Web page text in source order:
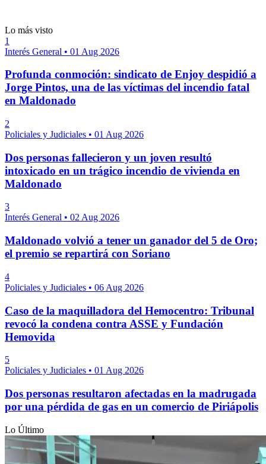
Lo más visto
1
Interés General • 01 Aug 2026
Profunda conmoción: sindicato de Enjoy despidió a
Jorge Pintos, una de las víctimas del incendio fatal
en Maldonado
2
Policiales y Judiciales • 01 Aug 2026
Dos personas fallecieron y un joven resultó
intoxicado en un trágico incendio de vivienda en
Maldonado
3
Interés General • 02 Aug 2026
Maldonado volvió a tener un ganador del 5 de Oro;
el premio se repartirá con Soriano
4
Policiales y Judiciales • 06 Aug 2026
Caso de la maquilladora del Hemocentro: Tribunal
revocó la condena contra ASSE y Fundación
Hemovida
5
Policiales y Judiciales • 01 Aug 2026
Dos personas resultaron afectadas en la madrugada
por una pérdida de gas en un comercio de Piriápolis
Lo Último